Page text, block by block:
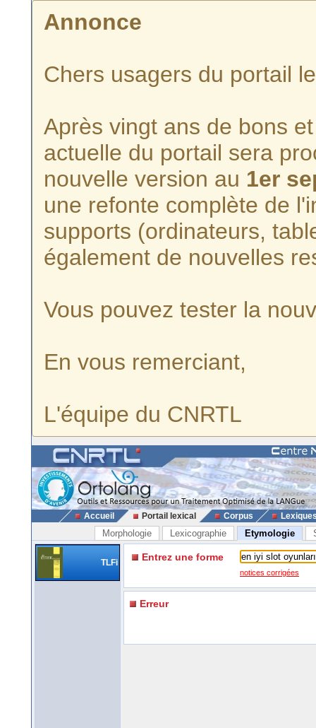
Annonce
Chers usagers du portail
Après vingt ans de bons
actuelle du portail sera
nouvelle version au 1er
une refonte complète de
supports (ordinateurs,
également de nouvelles
Vous pouvez tester la
En vous remerciant,
L'équipe du CNRTL
Accueil Portail lexical Corpus
Morphologie Lexicographie Etymologie
TLFi Entrez une forme
notices corrigées
Erreur